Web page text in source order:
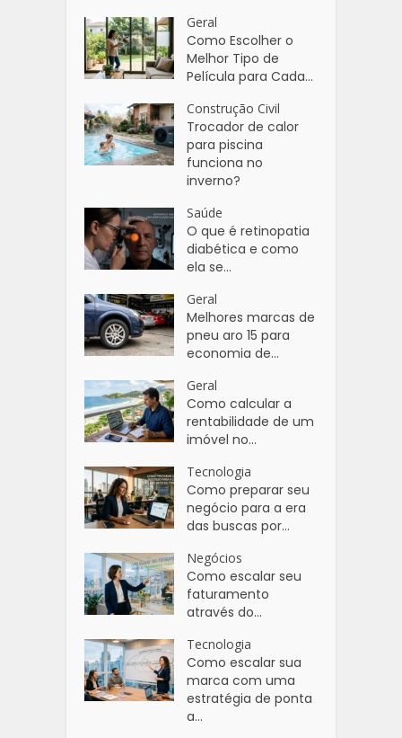
Geral
Como Escolher o
Melhor Tipo de
Película para Cada...
Construção Civil
Trocador de calor
para piscina
funciona no
inverno?
Saúde
O que é retinopatia
diabética e como
ela se...
Geral
Melhores marcas de
pneu aro 15 para
economia de...
Geral
Como calcular a
rentabilidade de um
imóvel no...
Tecnologia
Como preparar seu
negócio para a era
das buscas por...
Negócios
Como escalar seu
faturamento
através do...
Tecnologia
Como escalar sua
marca com uma
estratégia de ponta
a...